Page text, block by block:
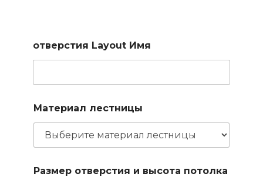
отверстия Layout Имя
Материал лестницы
Размер отверстия и высота потолка